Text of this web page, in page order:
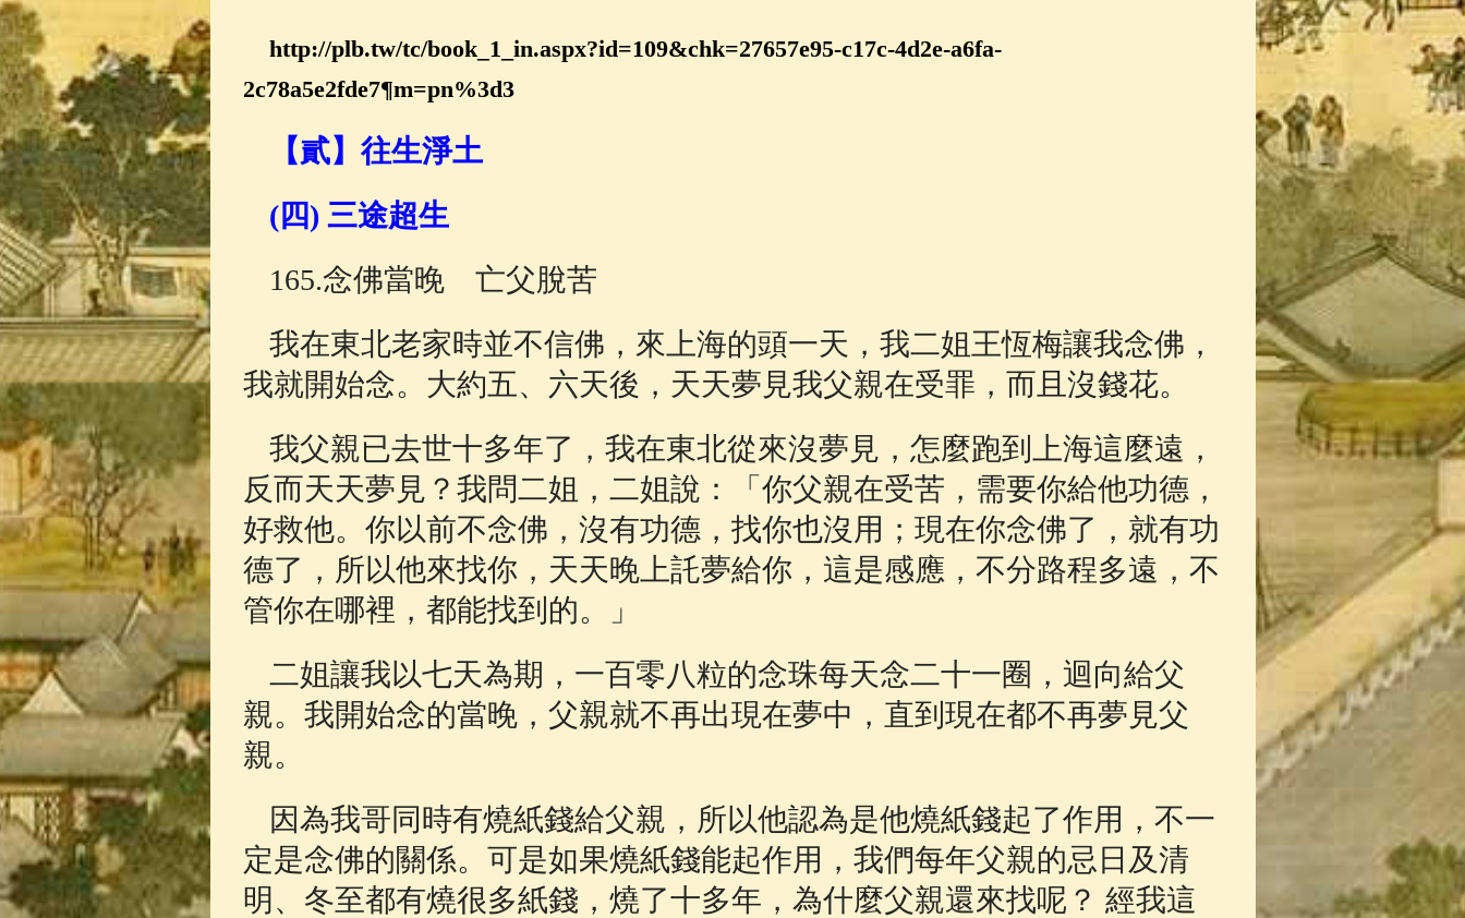
http://plb.tw/tc/book_1_in.aspx?id=109&chk=27657e95-c17c-4d2e-a6fa-
2c78a5e2fde7¶m=pn%3d3
【貳】往生淨土
(四) 三途超生
165.念佛當晚 亡父脫苦
我在東北老家時並不信佛，來上海的頭一天，我二姐王恆梅讓我念佛，
我就開始念。大約五、六天後，天天夢見我父親在受罪，而且沒錢花。
我父親已去世十多年了，我在東北從來沒夢見，怎麼跑到上海這麼遠，
反而天天夢見？我問二姐，二姐說：「你父親在受苦，需要你給他功德，
好救他。你以前不念佛，沒有功德，找你也沒用；現在你念佛了，就有功
德了，所以他來找你，天天晚上託夢給你，這是感應，不分路程多遠，不
管你在哪裡，都能找到的。」
二姐讓我以七天為期，一百零八粒的念珠每天念二十一圈，迴向給父
親。我開始念的當晚，父親就不再出現在夢中，直到現在都不再夢見父
親。
因為我哥同時有燒紙錢給父親，所以他認為是他燒紙錢起了作用，不一
定是念佛的關係。可是如果燒紙錢能起作用，我們每年父親的忌日及清
明、冬至都有燒很多紙錢，燒了十多年，為什麼父親還來找呢？ 經我這